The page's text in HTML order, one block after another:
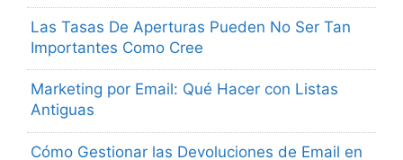
Las Tasas De Aperturas Pueden No Ser Tan
Importantes Como Cree
Marketing por Email: Qué Hacer con Listas
Antiguas
Cómo Gestionar las Devoluciones de Email en